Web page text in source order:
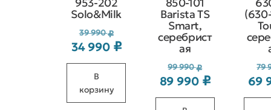
953-202
Solo&Milk
39 990₽Первоначальная
цена
составляла
39 990 ₽.
34 990 ₽Текущая
цена:
34 990 ₽.
В
корзину
850-101
Barista TS
Smart,
серебрист
ая
99 990₽
цена
составляла
89 990 ₽Текущая
цена:
79
69